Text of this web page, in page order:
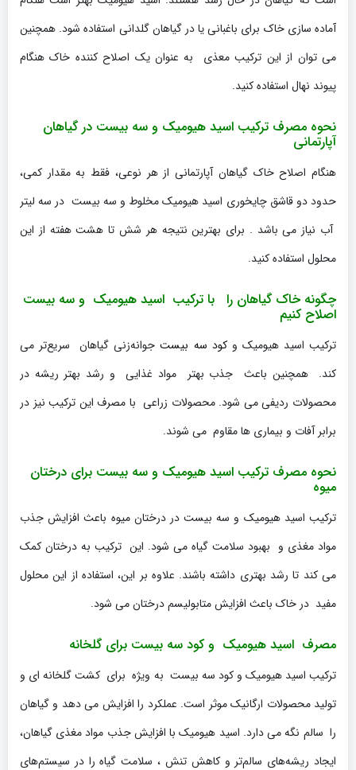
آماده سازی خاک برای باغبانی یا در گیاهان گلدانی استفاده شود. همچنین
می توان از این ترکیب معذی به عنوان یک اصلاح کننده خاک هنگام
پیوند نهال استفاده کنید.
نحوه مصرف ترکیب اسید هیومیک و سه بیست در گیاهان
آپارتمانی
هنگام اصلاح خاک گیاهان آپارتمانی از هر نوعی، فقط به مقدار کمی،
حدود دو قاشق چایخوری اسید هیومیک مخلوط و سه بیست در سه لیتر
آب نیاز می باشد . برای بهترین نتیجه هر شش تا هشت هفته از این
محلول استفاده کنید.
چگونه خاک گیاهان را با ترکیب اسید هیومیک و سه بیست
اصلاح کنیم
ترکیب اسید هیومیک وکود سه بیستجوانه‌زنی گیاهان سریع‌تر می
کند. همچنین باعث جذب بهتر مواد غذایی و رشد بهتر ریشه در
محصولات ردیفی می شود. محصولات زراعی با مصرف این ترکیب نیز در
برابر آفات و بیماری ها مقاوم می شوند.
نحوه مصرف ترکیب اسید هیومیک و سه بیست برای درختان
میوه
ترکیب اسید هیومیک و سه بیست در درختان میوه باعث افزایش جذب
مواد مغذی و بهبود سلامت گیاه می شود. این ترکیب به درختان کمک
می کند تا رشد بهتری داشته باشند. علاوه بر این، استفاده از این محلول
مفید در خاک باعث افزایش متابولیسم درختان می شود.
مصرف اسید هیومیک و کود سه بیست برای گلخانه
ترکیب اسید هیومیک و کود سه بیست به ویژه برای کشت گلخانه ای و
تولید محصولات ارگانیک موثر است. عملکرد را افزایش می دهد و گیاهان
را سالم نگه می دارد. اسید هیومیک با افزایش جذب مواد مغذی گیاهان،
ایجاد ریشه‌های سالم‌تر و کاهش تنش ، سلامت گیاه را در سیستم‌های